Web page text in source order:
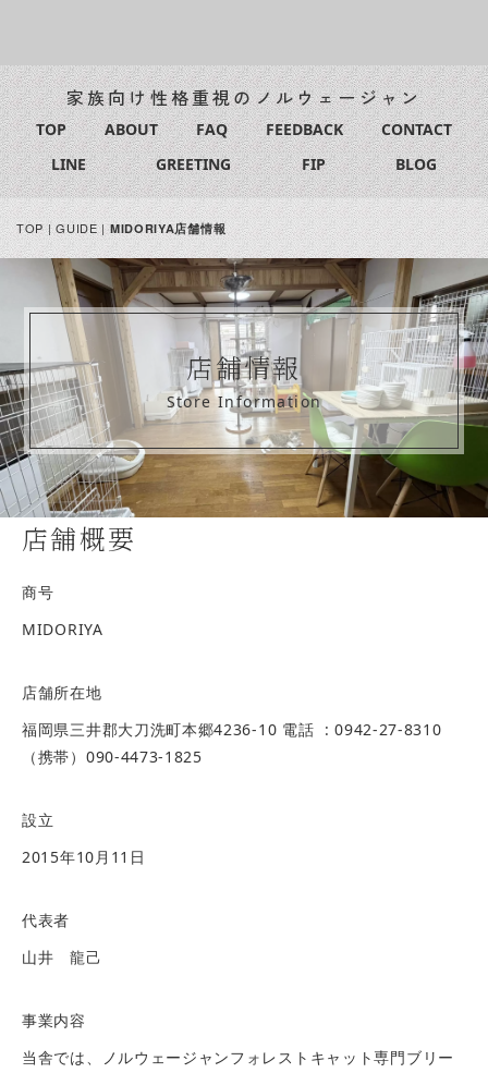
家族向け性格重視のノルウェージャン
TOP ABOUT FAQ FEEDBACK
CONTACT
LINE
GREETING FIP BLOG
TOP|GUIDE|MIDORIYA店舗情報
店舗情報
Store Information
店舗概要
商号
MIDORIYA
店舗所在地
福岡県三井郡大刀洗町本郷4236-10 電話 : 0942-27-8310
（携帯）090-4473-1825
設立
2015年10月11日
代表者
山井 龍己
事業内容
当舎では、ノルウェージャンフォレストキャット専門ブリー